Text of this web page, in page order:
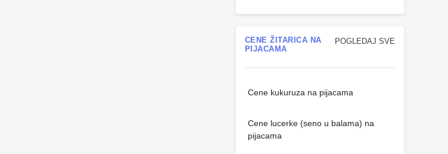
POGLEDAJ SVE
CENE ŽITARICA NA
PIJACAMA
Cene kukuruza na pijacama
Cene lucerke (seno u balama) na
pijacama